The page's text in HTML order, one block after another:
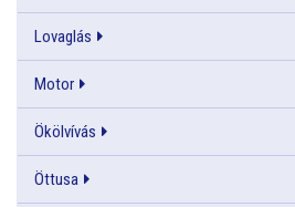
Lovaglás
Motor
Ökölvívás
Öttusa